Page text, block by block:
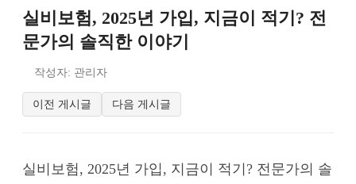
실비보험, 2025년 가입, 지금이 적기? 전
문가의 솔직한 이야기
작성자: 관리자
이전 게시글 다음 게시글
실비보험, 2025년 가입, 지금이 적기? 전문가의 솔